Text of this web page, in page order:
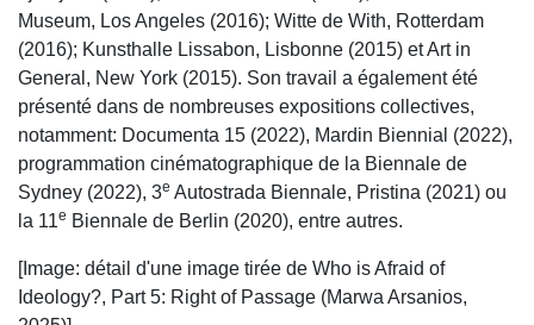
Museum, Los Angeles (2016); Witte de With, Rotterdam
(2016); Kunsthalle Lissabon, Lisbonne (2015) et Art in
General, New York (2015). Son travail a également été
présenté dans de nombreuses expositions collectives,
notamment: Documenta 15 (2022), Mardin Biennial (2022),
programmation cinématographique de la Biennale de
Sydney (2022), 3e Autostrada Biennale, Pristina (2021) ou
la 11e Biennale de Berlin (2020), entre autres.
[Image: détail d'une image tirée de Who is Afraid of
Ideology?, Part 5: Right of Passage (Marwa Arsanios,